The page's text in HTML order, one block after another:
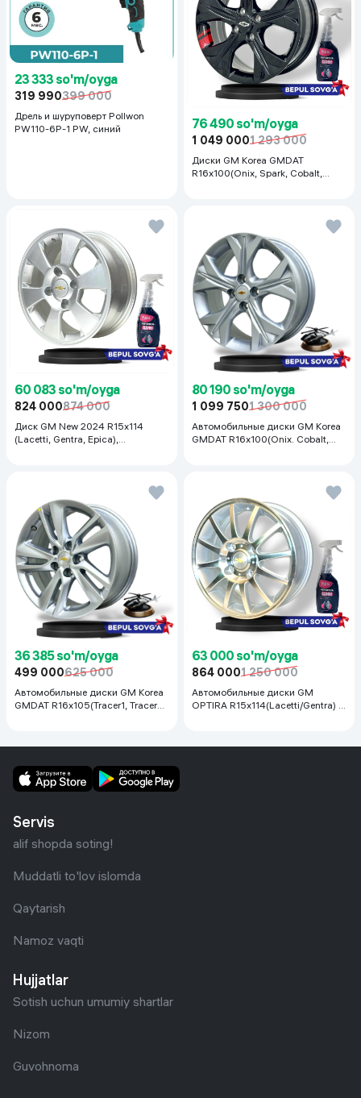
23 333 so'm/oyga
319 990399 000
Дрель и шуруповерт Pollwon
PW110-6P-1 PW, синий
76 490 so'm/oyga
1 049 0001 293 000
Диски GM Korea GMDAT
R16x100(Onix, Spark, Cobalt,
60 083 so'm/oyga
824 000874 000
Диск GM New 2024 R15x114
(Lacetti, Gentra, Epica),
80 190 so'm/oyga
1 099 7501 300 000
Автомобильные диски GM Korea
GMDAT R16x100(Onix. Cobalt,
36 385 so'm/oyga
499 000625 000
Автомобильные диски GM Korea
GMDAT R16x105(Tracer1, Tracer2)
63 000 so'm/oyga
864 0001 250 000
Автомобильные диски GM
OPTIRA R15x114(Lacetti/Gentra) 1
Servis
alif shopda soting!
Muddatli to'lov islomda
Qaytarish
Namoz vaqti
Hujjatlar
Sotish uchun umumiy shartlar
Nizom
Guvohnoma